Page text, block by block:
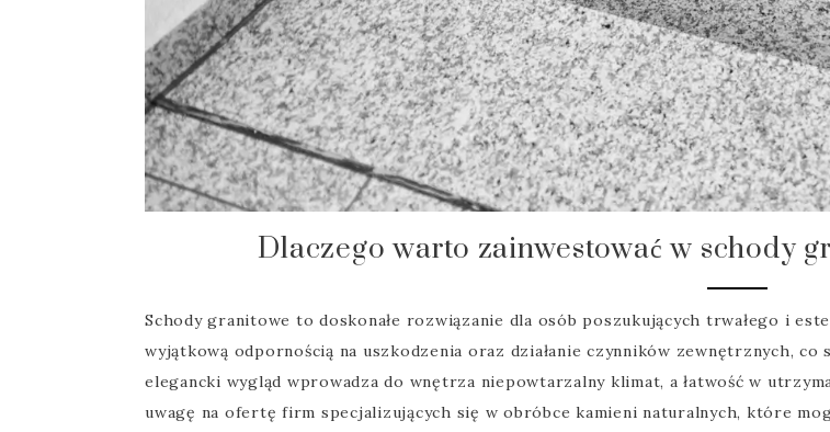
Dlaczego warto zainwestować w schody
Schody granitowe to doskonałe rozwiązanie dla osób poszukujących trwałego i
wyjątkową odpornością na uszkodzenia oraz działanie czynników zewnętrznych, co
elegancki wygląd wprowadza do wnętrza niepowtarzalny klimat, a łatwość w
uwagę na ofertę firm specjalizujących się w obróbce kamieni naturalnych, które